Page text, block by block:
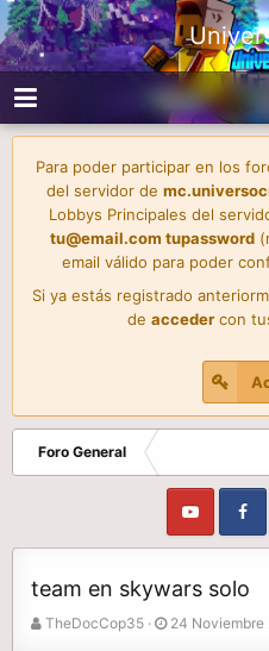
Para poder participar en los
del servidor de
Lobbys Principales del
tu@email.com tupassword
email válido para poder
Si ya estás registrado
de accedercon
Foro General
team en skywars solo
A
TheDocCop35
F
24 Noviembre